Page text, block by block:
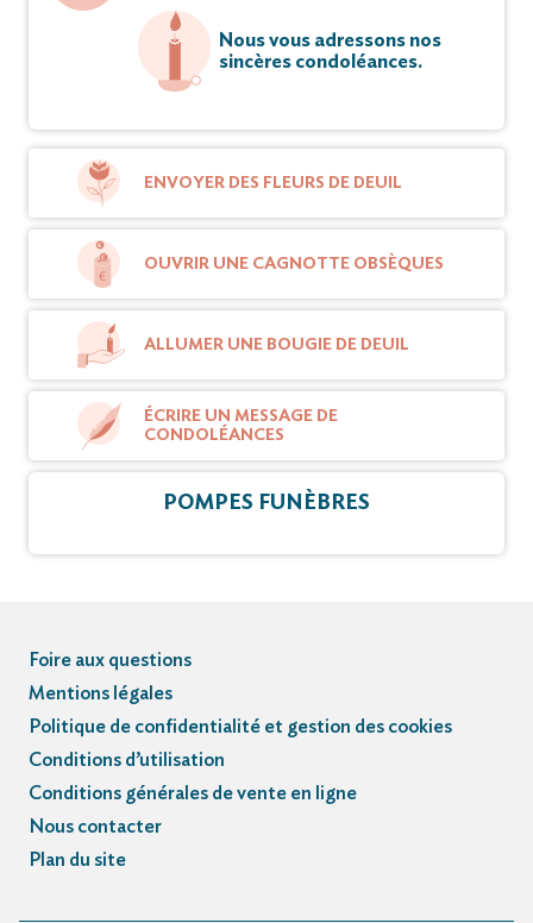
Nous vous adressons nos
sincères condoléances.
ENVOYER DES FLEURS DE DEUIL
OUVRIR UNE CAGNOTTE OBSÈQUES
ALLUMER UNE BOUGIE DE DEUIL
ÉCRIRE UN MESSAGE DE
CONDOLÉANCES
POMPES FUNÈBRES
Foire aux questions
Mentions légales
Politique de confidentialité et gestion des cookies
Conditions d’utilisation
Conditions générales de vente en ligne
Nous contacter
Plan du site